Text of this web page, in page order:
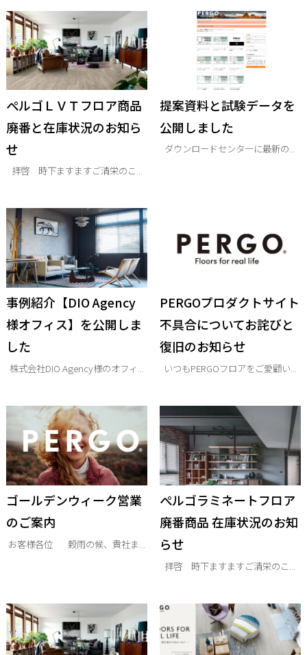
ぺルゴＬＶＴフロア商品
廃番と在庫状況のお知ら
せ
拝啓 時下ますますご清栄のこ...
提案資料と試験データを
公開しました
ダウンロードセンターに最新の...
事例紹介【DIO Agency
様オフィス】を公開しま
した
株式会社DIO Agency様のオフィ...
PERGOプロダクトサイト
不具合についてお詫びと
復旧のお知らせ
いつもPERGOフロアをご愛顧い...
ゴールデンウィーク営業
のご案内
お客様各位 穀雨の候、貴社ま...
ぺルゴラミネートフロア
廃番商品 在庫状況のお知
らせ
拝啓 時下ますますご清栄のこ...